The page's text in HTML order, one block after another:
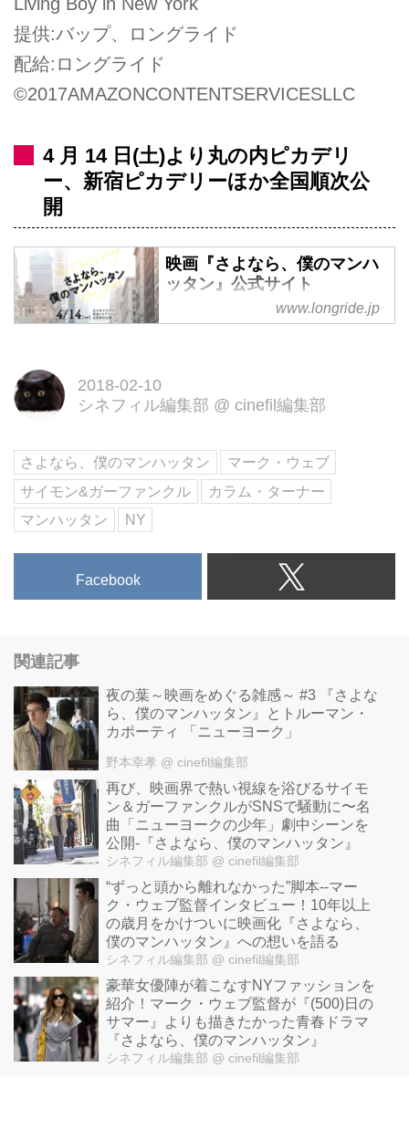
提供:バップ、ロングライド
配給:ロングライド
©2017AMAZONCONTENTSERVICESLLC
4 月 14 日(土)より丸の内ピカデリ
ー、新宿ピカデリーほか全国順次公
開
映画『さよなら、僕のマンハ
ッタン』公式サイト
映画『(500)日のサマー』『gifted
国順次公開
www.longride.jp
2018-02-10
シネフィル編集部 @ cinefil編集部
さよなら、僕のマンハッタン
マーク・ウェブ
サイモン&ガーファンクル
カラム・ターナー
マンハッタン
NY
Facebook
関連記事
夜の葉～映画をめぐる雑感～ #3 『さよな
ら、僕のマンハッタン』とトルーマン・
カポーティ 「ニューヨーク」
野本幸孝 @ cinefil編集部
再び、映画界で熱い視線を浴びるサイモ
ン＆ガーファンクルがSNSで騒動に〜名
曲「ニューヨークの少年」劇中シーンを
公開-『さよなら、僕のマンハッタン』
シネフィル編集部 @ cinefil編集部
“ずっと頭から離れなかった”脚本--マー
ク・ウェブ監督インタビュー！10年以上
の歳月をかけついに映画化『さよなら、
僕のマンハッタン』への想いを語る
シネフィル編集部 @ cinefil編集部
豪華女優陣が着こなすNYファッションを
紹介！マーク・ウェブ監督が『(500)日の
サマー』よりも描きたかった青春ドラマ
『さよなら、僕のマンハッタン』
シネフィル編集部 @ cinefil編集部